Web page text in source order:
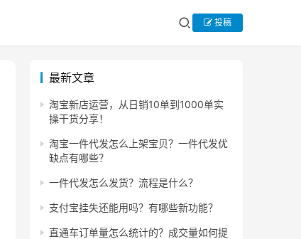
投稿
最新文章
淘宝新店运营，从日销10单到1000单实
操干货分享！
淘宝一件代发怎么上架宝贝？一件代发优
缺点有哪些？
一件代发怎么发货？流程是什么？
支付宝挂失还能用吗？有哪些新功能？
直通车订单量怎么统计的？成交量如何提